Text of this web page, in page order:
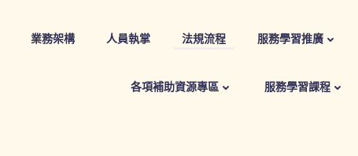
業務架構 人員執掌 法規流程 服務學習推廣
各項補助資源專區 服務學習課程